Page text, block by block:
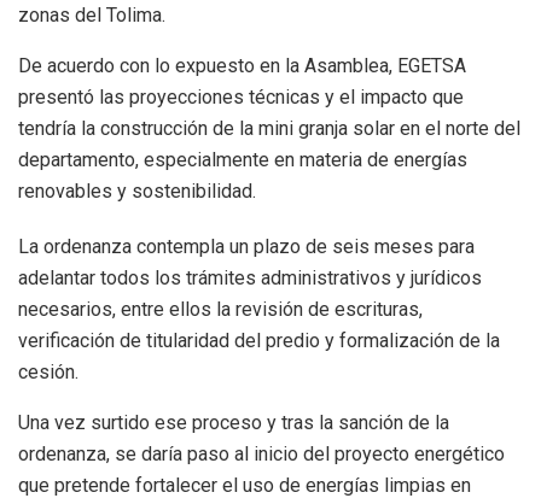
zonas del Tolima.
De acuerdo con lo expuesto en la Asamblea, EGETSA
presentó las proyecciones técnicas y el impacto que
tendría la construcción de la mini granja solar en el norte del
departamento, especialmente en materia de energías
renovables y sostenibilidad.
La ordenanza contempla un plazo de seis meses para
adelantar todos los trámites administrativos y jurídicos
necesarios, entre ellos la revisión de escrituras,
verificación de titularidad del predio y formalización de la
cesión.
Una vez surtido ese proceso y tras la sanción de la
ordenanza, se daría paso al inicio del proyecto energético
que pretende fortalecer el uso de energías limpias en